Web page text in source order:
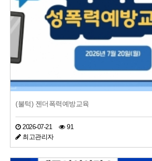
(불턱) 젠더폭력예방교육
2026-07-21
91
최고관리자